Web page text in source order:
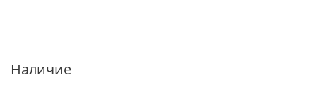
Наличие